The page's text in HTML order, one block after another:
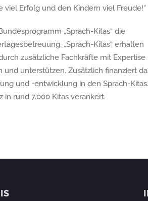
Erfolg und den Kindern viel Freude!“
„Sprach-Kitas“ die
„Sprach-Kitas“ erhalten
zusätzliche Fachkräfte mit Expertise
unterstützen. Zusätzlich finanziert
und -entwicklung in den Sprach-Kitas.
in rund 7.000 Kitas verankert.